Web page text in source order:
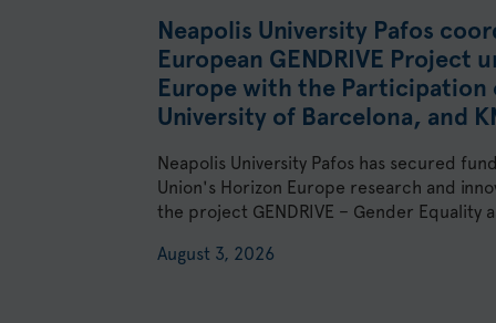
Neapolis University Pafos
European GENDRIVE Project
Europe with the Participation
University of Barcelona, and
Neapolis University Pafos has secured
Union's Horizon Europe research and
the project GENDRIVE – Gender Equality
August 3, 2026